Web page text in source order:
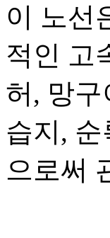
이 노선
적인 고
허, 망
습지,
으로써